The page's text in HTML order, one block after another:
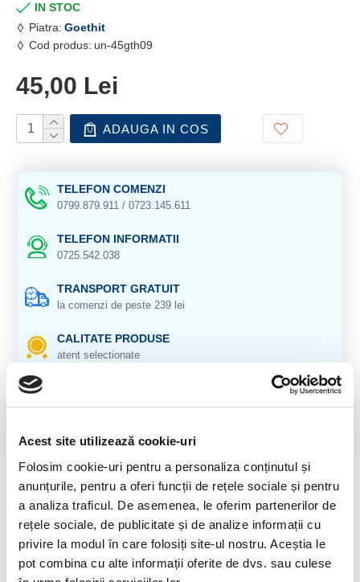
Acest site utilizează cookie-uri
Folosim cookie-uri pentru a personaliza conținutul și
anunțurile, pentru a oferi funcții de rețele sociale și pentru
a analiza traficul. De asemenea, le oferim partenerilor de
rețele sociale, de publicitate și de analize informații cu
privire la modul în care folosiți site-ul nostru. Aceștia le
pot combina cu alte informații oferite de dvs. sau culese
IN STOC
Piatra: Goethit
Cod produs: un-45gth09
45,00 Lei
ADAUGA IN COS
TELEFON COMENZI
0799.879.911 / 0723.145.611
TELEFON INFORMATII
0725.542.038
TRANSPORT GRATUIT
la comenzi de peste 239 lei
CALITATE PRODUSE
atent selectionate
in 14 zile si banii inapoi
GARANTIE PRODUSE
DESCRIERE PRODUS
Origine : Spania